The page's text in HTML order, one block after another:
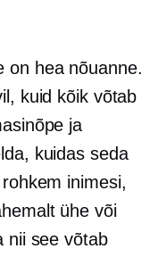
on hea nõuanne.
kuid kõik võtab
ja
kuidas seda
inimesi,
ühe või
nii see võtab